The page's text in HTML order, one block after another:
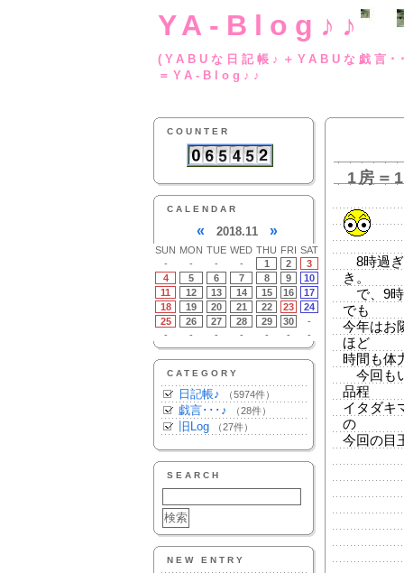
YA-Blog♪♪
(YABUな日記帳♪
＝YA-Blog♪♪
COUNTER
CALENDAR
« 2018.11 »
SUN MON TUE WED THU FRI SAT
-
- - - 1 2
3
4
5 6 7 8 9
10
11
12 13 14 15 16
17
18
19 20 21 22 23
24
25
26 27 28 29 30
-
-
- - - - - -
CATEGORY
日記帳♪ （5974件）
戯言･･･♪ （28件）
旧Log （27件）
SEARCH
NEW ENTRY
1房＝
8時過ぎ
き。
で、9時
でも
今年はお
ほど
時間も体
今回も
品程
イタダキ
の
今回の目